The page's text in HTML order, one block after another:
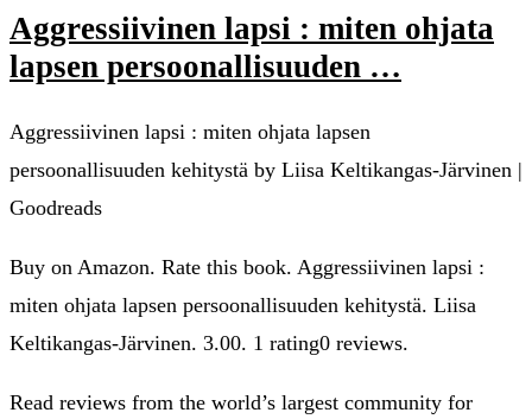
Aggressiivinen lapsi : miten ohjata
lapsen persoonallisuuden …
Aggressiivinen lapsi : miten ohjata lapsen
persoonallisuuden kehitystä by Liisa Keltikangas-Järvinen |
Goodreads
Buy on Amazon. Rate this book. Aggressiivinen lapsi :
miten ohjata lapsen persoonallisuuden kehitystä. Liisa
Keltikangas-Järvinen. 3.00. 1 rating0 reviews.
Read reviews from the world’s largest community for